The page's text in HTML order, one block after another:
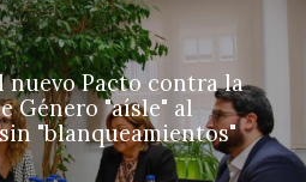
nuevo Pacto contra la
Género "aísle" al
"blanqueamientos"